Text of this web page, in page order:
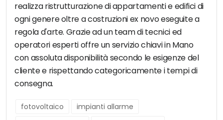
realizza ristrutturazione di appartamenti e edifici di
ogni genere oltre a costruzioni ex novo eseguite a
regola d'arte. Grazie ad un team di tecnici ed
operatori esperti offre un servizio chiavi in Mano
con assoluta disponibilità secondo le esigenze del
cliente e rispettando categoricamente i tempi di
consegna.
fotovoltaico
impianti allarme